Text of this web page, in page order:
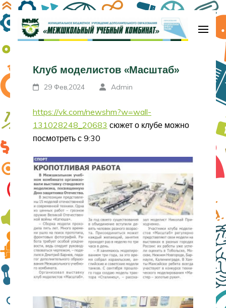
Перейти
к
содержимому
Enter)комбинат»
Клуб моделистов «Масштаб»
29 Фев,2024 Admin
https://vk.com/newshm?w=wall-
131028248_20683 сюжет о клубе можно
посмотреть с 9:30